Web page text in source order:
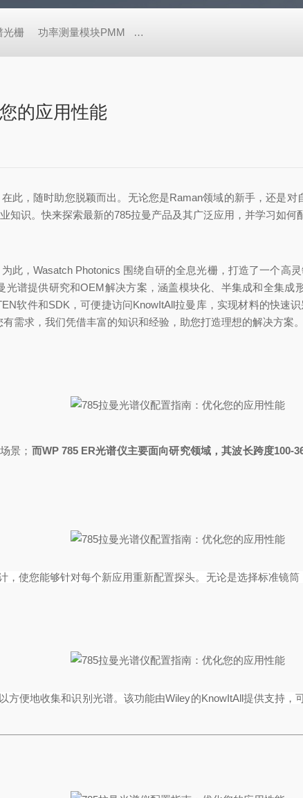
光栅 功率测量模块PMM 高性能荧光寿命和稳态光谱仪
的应用性能
此， 随时助您脱颖而出。无论您是Raman领域的新手，还是对
知识。快来探索最新的785拉曼产品及其广泛应用， 并学习如何
此， Wasatch Photonics 围绕自研的全息光栅，打造了一个高
光谱提供研究和OEM解决方案，涵盖模块化、半集成和全集成
软件和SDK，可便捷访问KnowItAll拉曼库， 实现材料的快速识
有需求，我们凭借丰富的知识和经验，助您打造理想的解决方案。
景； 而WP 785 ER光谱仪主要面向研究领域，其波长跨度100-
，使您能够针对每个新应用重新配置探头。无论是选择标准镜
方便地收集和识别光谱。该功能由Wiley的KnowItAll提供支持，